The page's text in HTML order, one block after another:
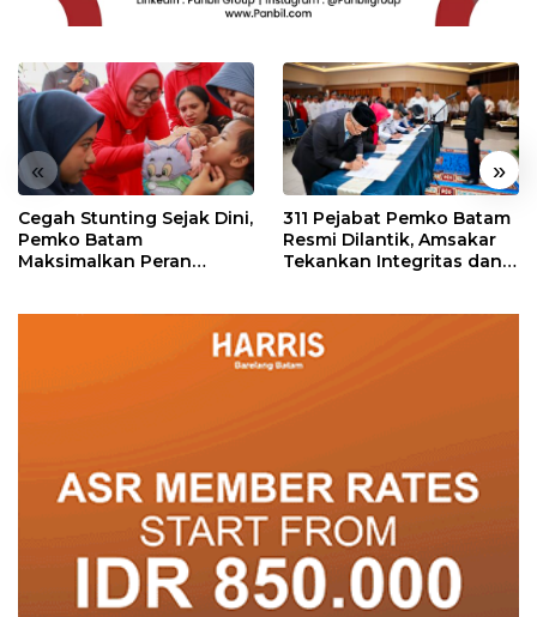
« »
Cegah Stunting Sejak Dini,
Pemko Batam
Maksimalkan Peran
311 Pejabat Pemko Batam
Resmi Dilantik, Amsakar
Tekankan Integritas dan